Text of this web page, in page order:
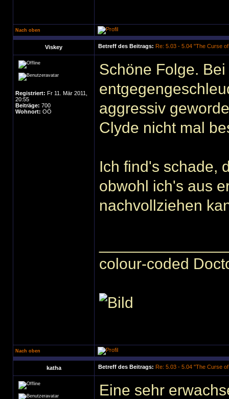
Nach oben
Viskey Betreff des Beitrags: Re: 5.03 - 5.04 "The Curse
Registriert: Fr 11. Mär 2011,
20:55
Beiträge: 700
Wohnort: OÖ
Schöne Folge.
aggressiv
Clyde nicht mal
Ich find's schade,
obwohl ich's aus
nachvollziehen
colour-coded
Nach oben
katha Betreff des Beitrags: Re: 5.03 - 5.04 "The Curse
Eine sehr